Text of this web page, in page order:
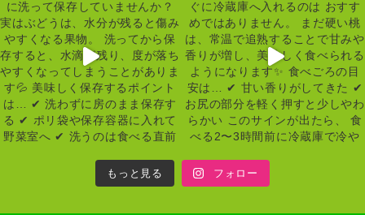
もっと見る フォロー